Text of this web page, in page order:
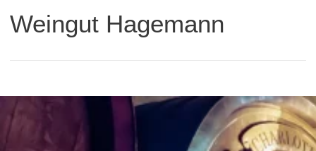
Weingut Hagemann